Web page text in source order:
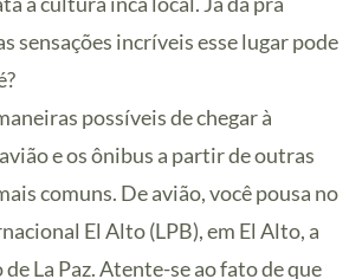
sensações incríveis esse lugar pode
possíveis de chegar à
e os ônibus a partir de outras
comuns. De avião, você pousa no
El Alto (LPB), em El Alto, a
La Paz. Atente-se ao fato de que